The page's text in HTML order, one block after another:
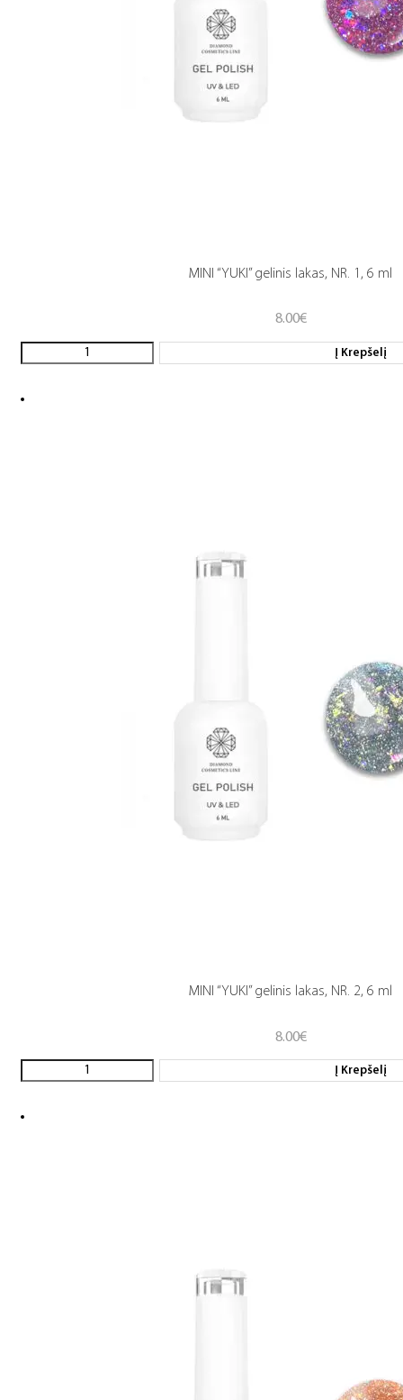
MINI “YUKI” gelinis lakas, NR. 1, 6 ml
8.00€
Į Krepšelį
MINI “YUKI” gelinis lakas, NR. 2, 6 ml
8.00€
Į Krepšelį